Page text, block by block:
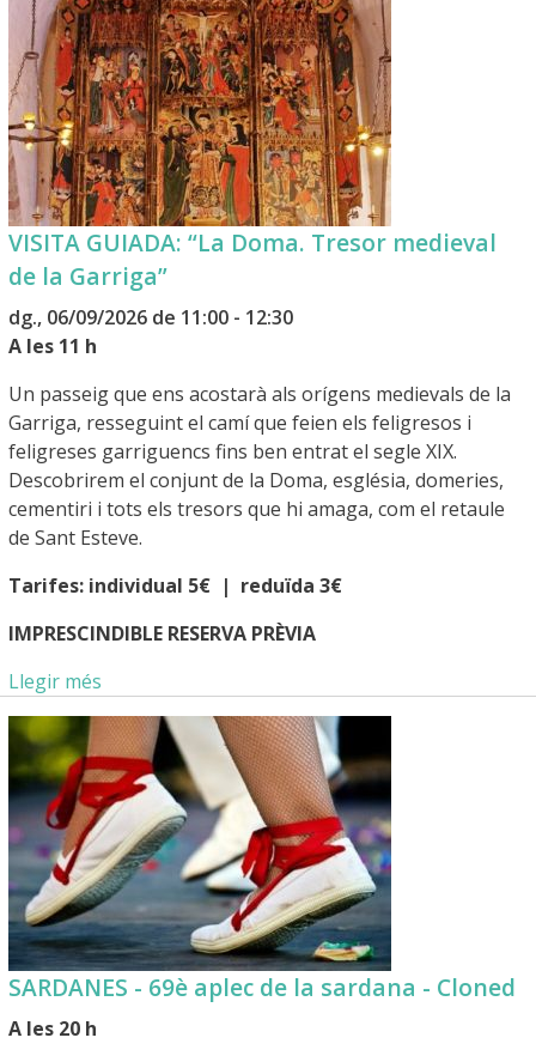
VISITA GUIADA: “La Doma. Tresor medieval
de la Garriga”
dg., 06/09/2026 de 11:00 - 12:30
A les 11 h
Un passeig que ens acostarà als orígens medievals de la
Garriga, resseguint el camí que feien els feligresos i
feligreses garriguencs fins ben entrat el segle XIX.
Descobrirem el conjunt de la Doma, església, domeries,
cementiri i tots els tresors que hi amaga, com el retaule
de Sant Esteve.
Tarifes: individual 5€ | reduïda 3€
IMPRESCINDIBLE RESERVA PRÈVIA
Llegir més
SARDANES - 69è aplec de la sardana - Cloned
A les 20 h